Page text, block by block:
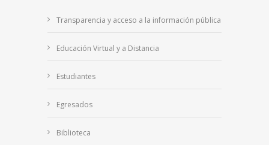
Transparencia y acceso a la información pública
Educación Virtual y a Distancia
Estudiantes
Egresados
Biblioteca